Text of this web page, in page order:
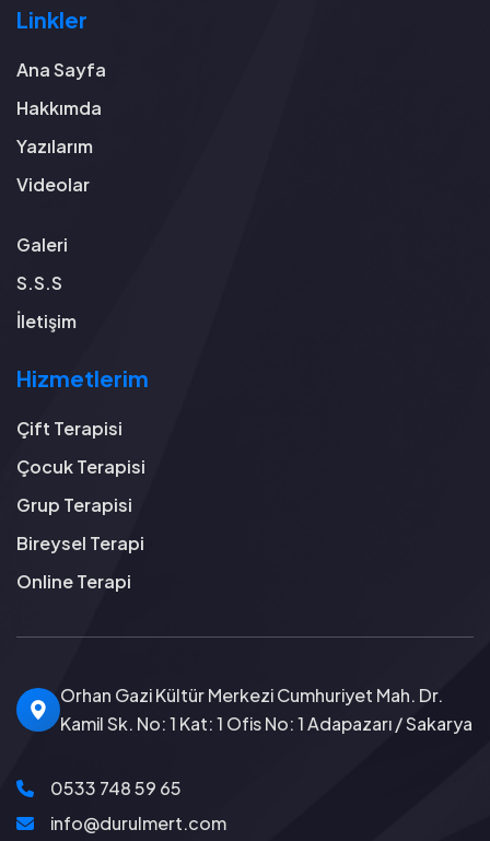
Linkler
Ana Sayfa
Hakkımda
Yazılarım
Videolar
Galeri
S.S.S
İletişim
Hizmetlerim
Çift Terapisi
Çocuk Terapisi
Grup Terapisi
Bireysel Terapi
Online Terapi
Orhan Gazi Kültür Merkezi Cumhuriyet Mah. Dr.
Kamil Sk. No: 1 Kat: 1 Ofis No: 1 Adapazarı / Sakarya
0533 748 59 65
info@durulmert.com